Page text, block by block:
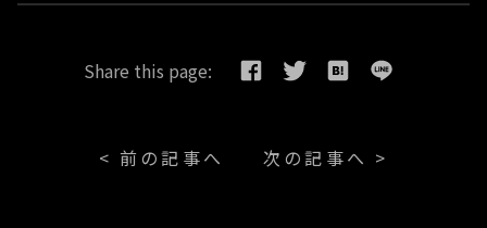
Share this page:
< 前の記事へ 次の記事へ >